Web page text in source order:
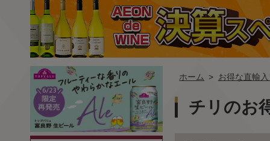
ホーム > お得な直輸
チリのお